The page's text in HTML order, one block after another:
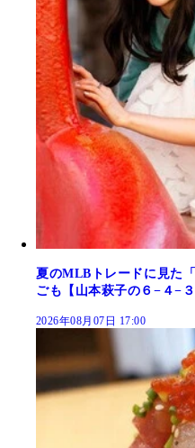
夏のMLBトレードに見た
ごも【山本萩子の６−４−
2026年08月07日 17:00